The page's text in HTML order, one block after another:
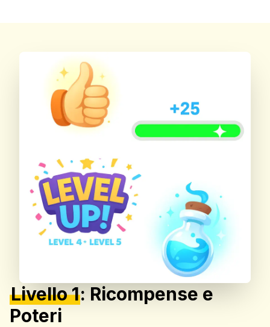
Livello 1: Ricompense e
Poteri